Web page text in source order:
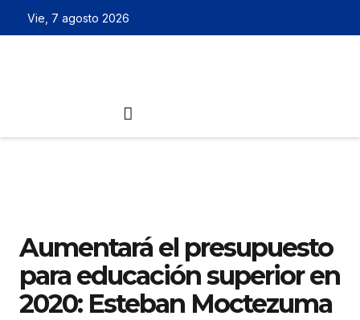
Vie, 7 agosto 2026
Aumentará el presupuesto
para educación superior en
2020: Esteban Moctezuma